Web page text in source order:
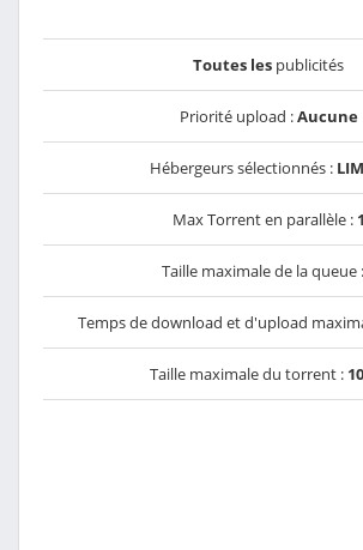
Toutes les publicités
Priorité upload :Aucune
Hébergeurs sélectionnés :
Max Torrent en parallèle : 1
Taille maximale de la queue :
Temps de download et d'upload
Taille maximale du torrent :